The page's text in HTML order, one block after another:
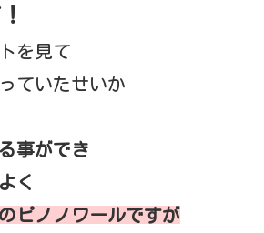
を見て
ていたせいか
事ができ
く
ピノノワールですが